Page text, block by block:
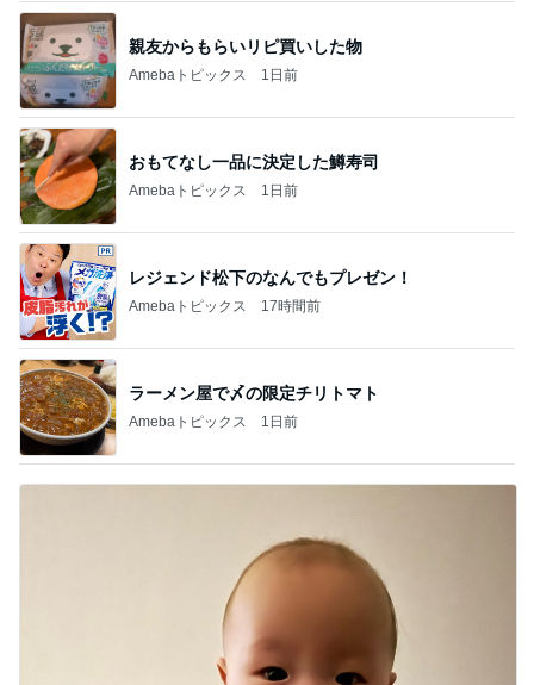
親友からもらいリピ買いした物
Amebaトピックス 1日前
おもてなし一品に決定した鱒寿司
Amebaトピックス 1日前
レジェンド松下のなんでもプレゼン！
Amebaトピックス 17時間前
ラーメン屋で〆の限定チリトマト
Amebaトピックス 1日前